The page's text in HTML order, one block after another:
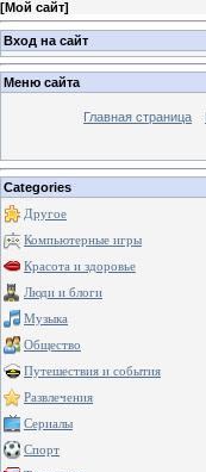
[Мой сайт]
Вход на сайт
Меню сайта
Главная страница
Categories
Другое
Компьютерные игры
Красота и здоровье
Люди и блоги
Музыка
Общество
Путешествия и события
Развлечения
Сериалы
Спорт